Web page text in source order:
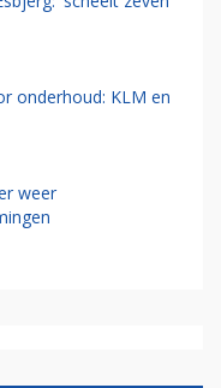
onderhoud: KLM en
weer